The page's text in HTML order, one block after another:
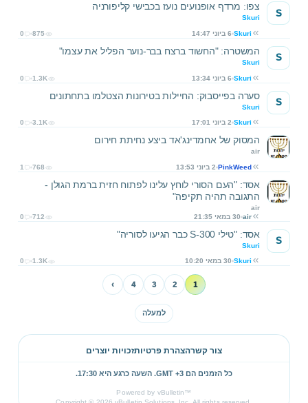
צפו: מרדף אופנועים נועז בכבישי קליפורניה
Skuri
Skuri 6 ביוני 14:47 0 875
S
המשטרה: "החשוד ברצח בבר-נוער הפליל את עצמו"
Skuri
Skuri 6 ביוני 13:34 0 1.3K
S
סערה בפייסבוק: החיילות בטירונות הצטלמו בתחתונים
Skuri
Skuri 2 ביוני 17:01 0 3.1K
S
המסוק של אחמדינג'אד ביצע נחיתת חירום
air
PinkWeed 2 ביוני 13:53 1 768
אסד: "העם הסורי לוחץ עלינו לפתוח חזית ברמת הגולן -
התגובה תהיה תקיפה"
air
air 30 במאי 21:35 0 712
אסד: "טילי S-300 כבר הגיעו לסוריה"
Skuri
Skuri 30 במאי 10:20 0 1.3K
S
1
2
3
4
›
למעלה
צור קשרהצהרת פרטיותזכויות יוצרים
כל הזמנים הם GMT +3. השעה כרגע היא 17:30
.
Powered by vBulletin™